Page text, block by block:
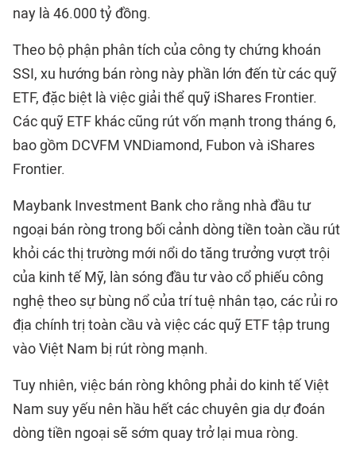
nay là 46.000 tỷ đồng.
Theo bộ phận phân tích của công ty chứng khoán
SSI, xu hướng bán ròng này phần lớn đến từ các quỹ
ETF, đặc biệt là việc giải thể quỹ iShares Frontier.
Các quỹ ETF khác cũng rút vốn mạnh trong tháng 6,
bao gồm DCVFM VNDiamond, Fubon và iShares
Frontier.
Maybank Investment Bank cho rằng nhà đầu tư
ngoại bán ròng trong bối cảnh dòng tiền toàn cầu rút
khỏi các thị trường mới nổi do tăng trưởng vượt trội
của kinh tế Mỹ, làn sóng đầu tư vào cổ phiếu công
nghệ theo sự bùng nổ của trí tuệ nhân tạo, các rủi ro
địa chính trị toàn cầu và việc các quỹ ETF tập trung
vào Việt Nam bị rút ròng mạnh.
Tuy nhiên, việc bán ròng không phải do kinh tế Việt
Nam suy yếu nên hầu hết các chuyên gia dự đoán
dòng tiền ngoại sẽ sớm quay trở lại mua ròng.